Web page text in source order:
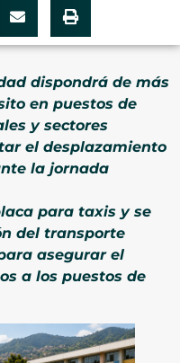
dispondrá de más
en puestos de
y sectores
el desplazamiento
la jornada
para taxis y se
del transporte
asegurar el
a los puestos de